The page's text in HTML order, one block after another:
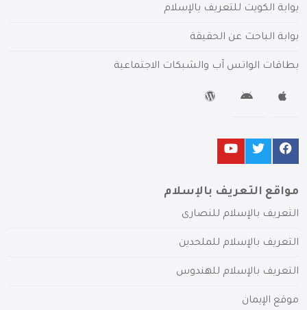
بوابة الكويت للتعريف بالإسلام
بوابة الباحث عن الحقيقة
بطاقات الواتس آب والشبكات الاجتماعية
مواقع التعريف بالإسلام
التعريف بالإسلام للنصارى
التعريف بالإسلام للملحدين
التعريف بالإسلام للهندوس
موقع الإيمان